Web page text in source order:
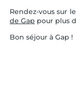
Rendez-vous sur
de Gap pour plus
Bon séjour à Gap !